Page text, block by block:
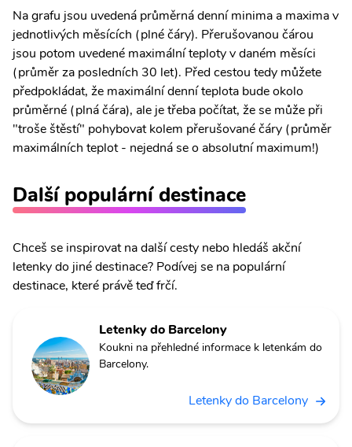
Na grafu jsou uvedená průměrná denní minima a maxima v
jednotlivých měsících (plné čáry). Přerušovanou čárou
jsou potom uvedené maximální teploty v daném měsíci
(průměr za posledních 30 let). Před cestou tedy můžete
předpokládat, že maximální denní teplota bude okolo
průměrné (plná čára), ale je třeba počítat, že se může při
"troše štěstí" pohybovat kolem přerušované čáry (průměr
maximálních teplot - nejedná se o absolutní maximum!)
Další populární destinace
Chceš se inspirovat na další cesty nebo hledáš akční
letenky do jiné destinace? Podívej se na populární
destinace, které právě teď frčí.
Letenky do Barcelony
Koukni na přehledné informace k letenkám do
Barcelony.
Letenky do Barcelony